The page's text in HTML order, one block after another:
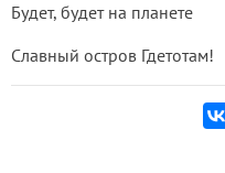
Будет, будет на планете
Славный остров Гдетотам!